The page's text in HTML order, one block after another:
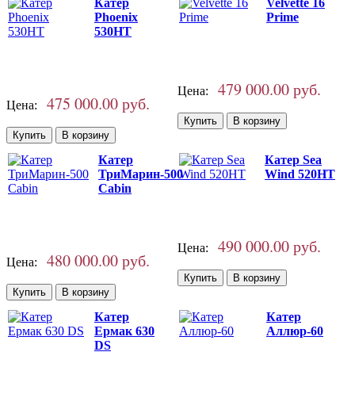
Phoenix
530HT
Цена: 475 000.00 руб.
Prime
Цена: 479 000.00 руб.
Катер
ТриМарин-500
Cabin
Цена: 480 000.00 руб.
Катер Sea
Wind 520HT
Цена: 490 000.00 руб.
Катер
Ермак 630
DS
Катер
Аллюр-60